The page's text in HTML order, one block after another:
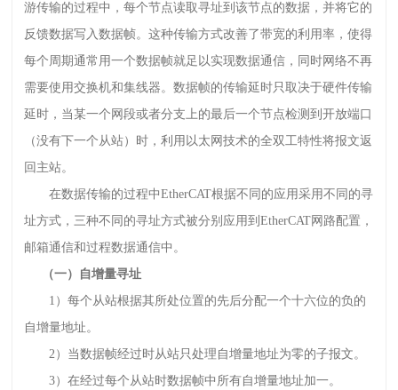
游传输的过程中，每个节点读取寻址到该节点的数据，并将它的
反馈数据写入数据帧。这种传输方式改善了带宽的利用率，使得
每个周期通常用一个数据帧就足以实现数据通信，同时网络不再
需要使用交换机和集线器。数据帧的传输延时只取决于硬件传输
延时，当某一个网段或者分支上的最后一个节点检测到开放端口
（没有下一个从站）时，利用以太网技术的全双工特性将报文返
回主站。
在数据传输的过程中EtherCAT根据不同的应用采用不同的寻
址方式，三种不同的寻址方式被分别应用到EtherCAT网路配置，
邮箱通信和过程数据通信中。
（一）自增量寻址
1）每个从站根据其所处位置的先后分配一个十六位的负的
自增量地址。
2）当数据帧经过时从站只处理自增量地址为零的子报文。
3）在经过每个从站时数据帧中所有自增量地址加一。